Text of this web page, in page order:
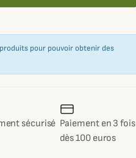
pour pouvoir obtenir des
sécurisé Paiement en 3 fois
dès 100 euros